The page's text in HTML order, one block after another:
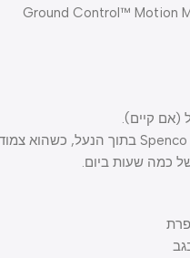
קיים).
שעות ביום.